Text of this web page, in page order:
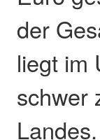
der
liegt im
schwer